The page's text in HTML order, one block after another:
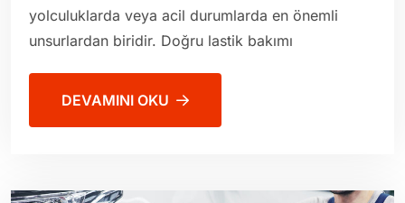
yolculuklarda veya acil durumlarda en önemli
unsurlardan biridir. Doğru lastik bakımı
DEVAMINI OKU